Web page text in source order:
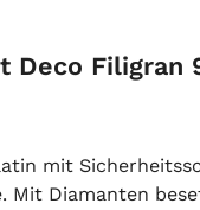
Deco Filigran
mit
Mit Diamanten